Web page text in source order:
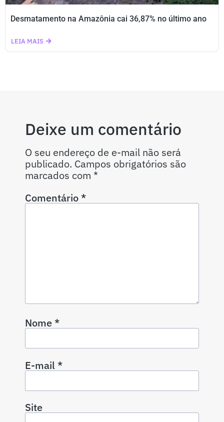
Desmatamento na Amazônia cai 36,87% no último ano
LEIA MAIS
Deixe um comentário
O seu endereço de e-mail não será
publicado. Campos obrigatórios são
marcados com *
Comentário*
Nome*
E-mail*
Site